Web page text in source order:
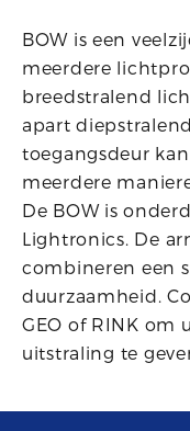
BOW is een
meerdere
breedstralend
apart
toegangsdeur
meerdere
De BOW is
Lightronics. De
combineren een
duurzaamheid.
GEO of RINK om
uitstraling te